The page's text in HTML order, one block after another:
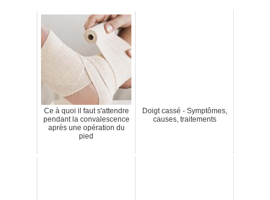
Ce à quoi il faut s'attendre
pendant la convalescence
après une opération du
pied
Doigt cassé - Symptômes,
causes, traitements